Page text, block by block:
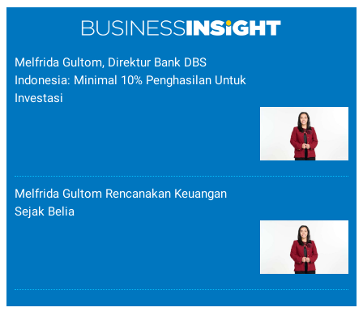
Melfrida Gultom, Direktur Bank DBS
Indonesia: Minimal 10% Penghasilan Untuk
Investasi
Melfrida Gultom Rencanakan Keuangan
Sejak Belia